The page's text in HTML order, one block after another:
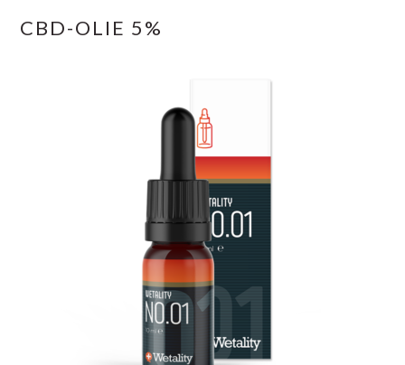
CBD-OLIE 5%